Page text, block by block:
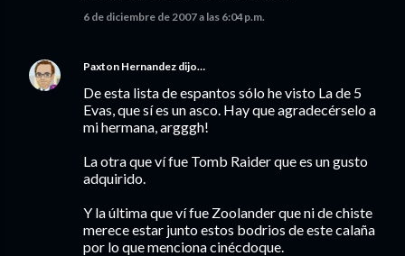
6 de diciembre de 2007 a las 6:04 p.m.
Paxton Hernandez dijo…
De esta lista de espantos sólo he visto La de 5
Evas, que sí es un asco. Hay que agradecérselo a
mi hermana, argggh!
La otra que ví fue Tomb Raider que es un gusto
adquirido.
Y la última que ví fue Zoolander que ni de chiste
merece estar junto estos bodrios de este calaña
por lo que menciona cinécdoque.